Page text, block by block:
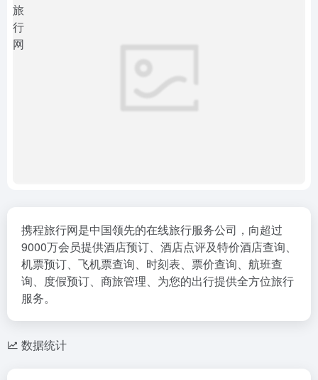
携程旅行网是中国领先的在线旅行服务公司，向超过
9000万会员提供酒店预订、酒店点评及特价酒店查询、
机票预订、飞机票查询、时刻表、票价查询、航班查
询、度假预订、商旅管理、为您的出行提供全方位旅行
服务。
数据统计